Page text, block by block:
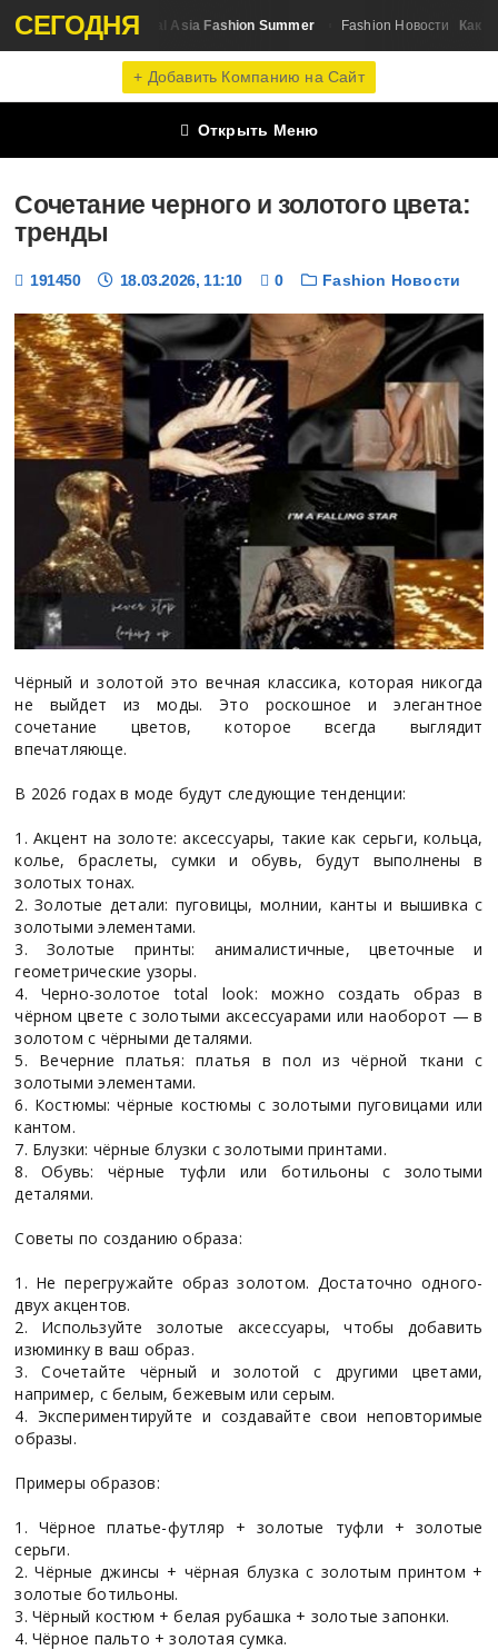
СЕГОДНЯ
Expo Central Asia Fashion Summer Fashion Новости Как
+ Добавить Компанию на Сайт
Открыть Меню
Сочетание черного и золотого цвета:
тренды
191450 18.03.2026, 11:10 0 Fashion Новости
Чёрный и золотой это вечная классика, которая никогда
не выйдет из моды. Это роскошное и элегантное
сочетание цветов, которое всегда выглядит
впечатляюще.
В 2026 годах в моде будут следующие тенденции:
1. Акцент на золоте: аксессуары, такие как серьги, кольца,
колье, браслеты, сумки и обувь, будут выполнены в
золотых тонах.
2. Золотые детали: пуговицы, молнии, канты и вышивка с
золотыми элементами.
3. Золотые принты: анималистичные, цветочные и
геометрические узоры.
4. Черно-золотое total look: можно создать образ в
чёрном цвете с золотыми аксессуарами или наоборот — в
золотом с чёрными деталями.
5. Вечерние платья: платья в пол из чёрной ткани с
золотыми элементами.
6. Костюмы: чёрные костюмы с золотыми пуговицами или
кантом.
7. Блузки: чёрные блузки с золотыми принтами.
8. Обувь: чёрные туфли или ботильоны с золотыми
деталями.
Советы по созданию образа:
1. Не перегружайте образ золотом. Достаточно одного-
двух акцентов.
2. Используйте золотые аксессуары, чтобы добавить
изюминку в ваш образ.
3. Сочетайте чёрный и золотой с другими цветами,
например, с белым, бежевым или серым.
4. Экспериментируйте и создавайте свои неповторимые
образы.
Примеры образов:
1. Чёрное платье-футляр + золотые туфли + золотые
серьги.
2. Чёрные джинсы + чёрная блузка с золотым принтом +
золотые ботильоны.
3. Чёрный костюм + белая рубашка + золотые запонки.
4. Чёрное пальто + золотая сумка.